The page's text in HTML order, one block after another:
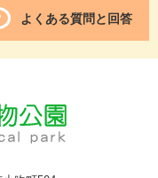
よくある質問と回答